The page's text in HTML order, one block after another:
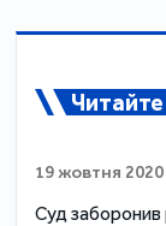
19 жовтня 2020
Суд